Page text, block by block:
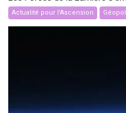
Actualité pour l'Ascension